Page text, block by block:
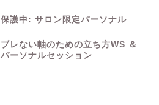
保護中: サロン限定パーソナル
ブレない軸のための立ち方WS ＆
パーソナルセッション